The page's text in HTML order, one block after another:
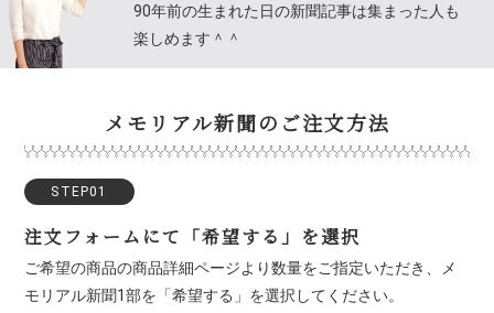
90年前の生まれた日の新聞記事は集まった人も
楽しめます＾＾
メモリアル新聞のご注文方法
STEP01
注文フォームにて「希望する」を選択
ご希望の商品の商品詳細ページより数量をご指定いただき、メ
モリアル新聞1部を「希望する」を選択してください。